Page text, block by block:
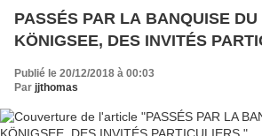
PASSÉS PAR LA BANQUISE DU
KÖNIGSEE, DES INVITÉS
Publié le 20/12/2018 à 00:03
Par jjthomas